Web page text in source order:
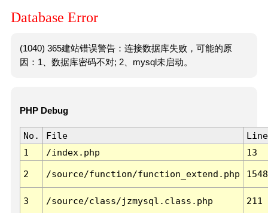
Database Error
(1040) 365建站错误警告：连接数据库失败，可能的原
因：1、数据库密码不对; 2、mysql未启动。
PHP Debug
No. File
Line
1
/index.php 13
2 /source/function/function_extend.php 1548
3 /source/class/jzmysql.class.php 211